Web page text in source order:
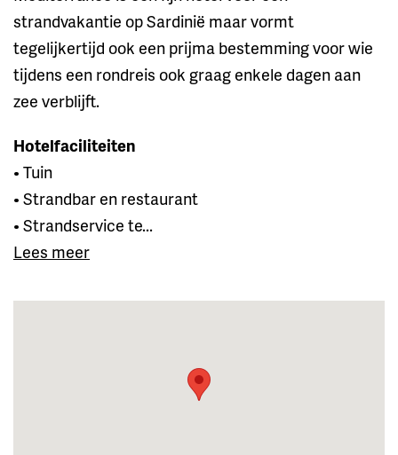
strandvakantie op Sardinië maar vormt
tegelijkertijd ook een prijma bestemming voor wie
tijdens een rondreis ook graag enkele dagen aan
zee verblijft.
Hotelfaciliteiten
• Tuin
• Strandbar en restaurant
• Strandservice te...
Lees meer